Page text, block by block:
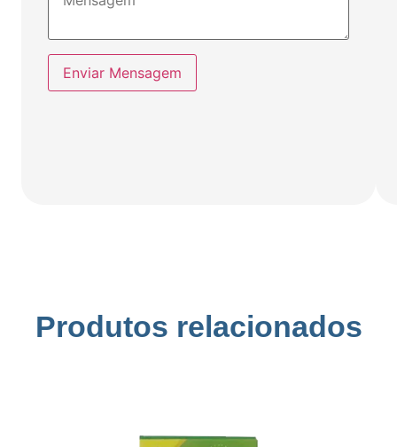
Enviar Mensagem
Produtos relacionados